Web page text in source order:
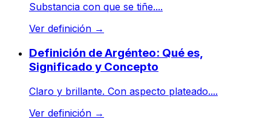
Substancia con que se tiñe....
Ver definición →
Definición de Argénteo: Qué es,
Significado y Concepto
Claro y brillante. Con aspecto plateado....
Ver definición →